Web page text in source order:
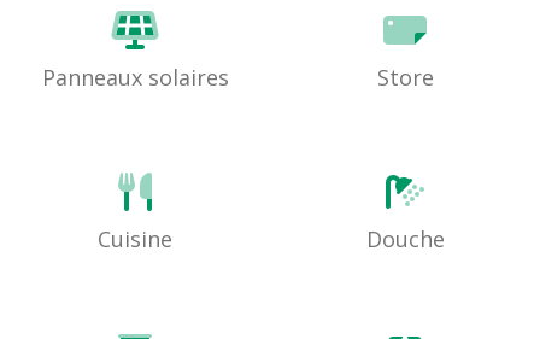
Panneaux solaires Store
Cuisine Douche